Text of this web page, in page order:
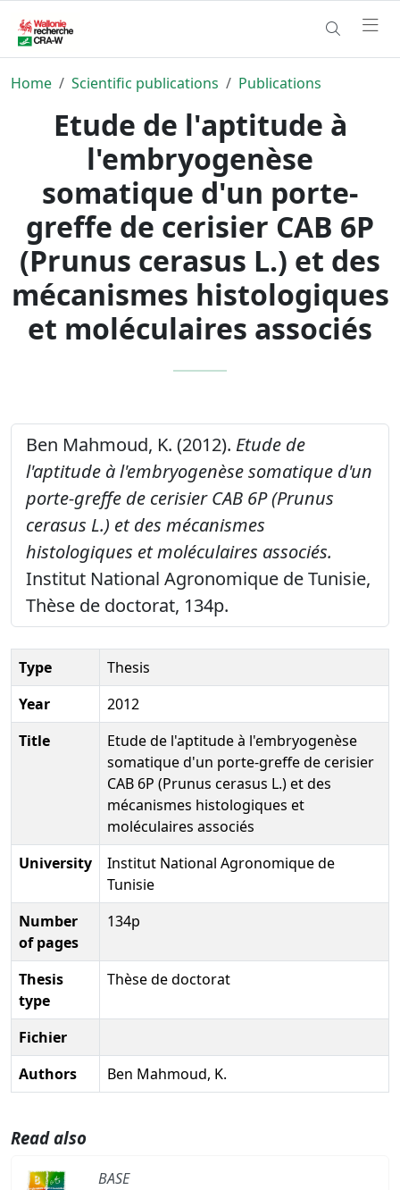
Home Scientific publications Publications
Etude de l'aptitude à
l'embryogenèse
somatique d'un porte-
greffe de cerisier CAB 6P
(Prunus cerasus L.) et des
mécanismes histologiques
et moléculaires associés
Ben Mahmoud, K. (2012). Etude de
l'aptitude à l'embryogenèse somatique d'un
porte-greffe de cerisier CAB 6P (Prunus
cerasus L.) et des mécanismes
histologiques et moléculaires associés.
Institut National Agronomique de Tunisie,
Thèse de doctorat, 134p.
Type
Thesis
Year
2012
Title
Etude de l'aptitude à l'embryogenèse
somatique d'un porte-greffe de cerisier
CAB 6P (Prunus cerasus L.) et des
mécanismes histologiques et
moléculaires associés
University
Institut National Agronomique de
Tunisie
Number
of pages
134p
Thesis
type
Thèse de doctorat
Fichier
Authors
Ben Mahmoud, K.
Read also
BASE